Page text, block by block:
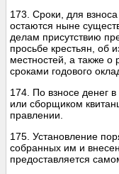
173. Сроки, для
остаются ныне
делам присутствию
просьбе крестьян, об
местностей, а также
сроками годового
174. По взносе денег
или сборщиком
правлении.
175. Установление
собранных им и
предоставляется